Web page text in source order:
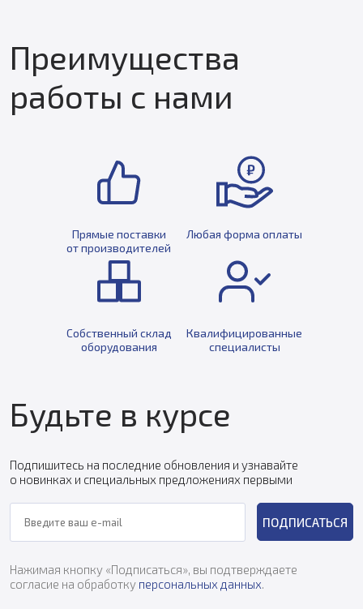
Преимущества
работы с нами
Прямые поставки
от производителей
Любая форма оплаты
Собственный склад
оборудования
Квалифицированные
специалисты
Будьте в курсе
Подпишитесь на последние обновления и узнавайте
о новинках и специальных предложениях первыми
ПОДПИСАТЬСЯ
Нажимая кнопку «Подписаться», вы подтверждаете
согласие на обработку персональных данных.